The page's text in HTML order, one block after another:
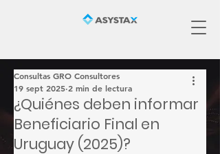
¿Quiénes deben informar
Beneficiario Final en
Uruguay (2025)?
Consultas GRO Consultores
19 sept 2025 2 min de lectura